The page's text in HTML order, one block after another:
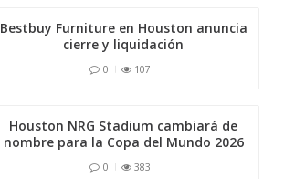
Bestbuy Furniture en Houston anuncia
cierre y liquidación
0 107
Houston NRG Stadium cambiará de
nombre para la Copa del Mundo 2026
0 383